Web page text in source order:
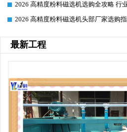
2026 高精度粉料磁选机选购全攻略 行
2026 高精度粉料磁选机头部厂家选购
最新工程